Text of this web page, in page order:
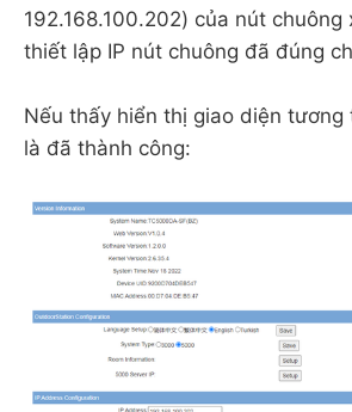
192.168.100.202) của nút chuông
thiết lập IP nút chuông đã đúng
Nếu thấy hiển thị giao diện
là đã thành công: